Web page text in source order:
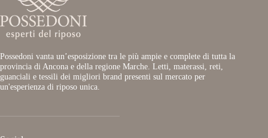
Possedoni vanta un’esposizione tra le più ampie e complete di tutta la
provincia di Ancona e della regione Marche. Letti, materassi, reti,
guanciali e tessili dei migliori brand presenti sul mercato per
un'esperienza di riposo unica.